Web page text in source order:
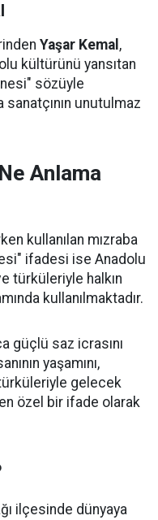
Yaşar Kemal ,
kültürünü yansıtan
sözüyle
sanatçının unutulmaz
Anlama
kullanılan mızraba
ifadesi ise Anadolu
türküleriyle halkın
kullanılmaktadır.
güçlü saz icrasını
yaşamını,
gelecek
özel bir ifade olarak
ilçesinde dünyaya